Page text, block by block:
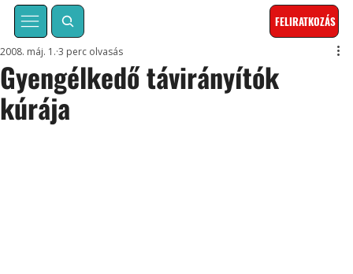
FELIRATKOZÁS
Gyengélkedő távirányítók
kúrája
2008. máj. 1. 3 perc olvasás